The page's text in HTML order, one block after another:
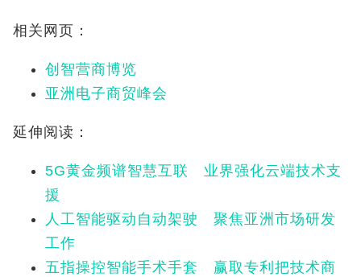
相关网页：
创智营商博览
亚洲电子商贸峰会
延伸阅读：
5G黄金频谱智慧互联 业界强化云端技术支
援
人工智能驱动自动架驶 聚焦亚洲市场研发
工作
五指操控智能手术手套 赢取专利把技术商